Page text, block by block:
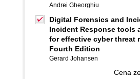
Andrei Gheorghiu
Digital Forensics and
Incident Response tools
for effective cyber threat
Fourth Edition
Gerard Johansen
Cena